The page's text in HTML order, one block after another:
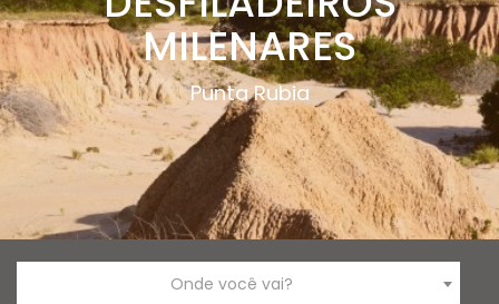
MILENARES
Punta Rubia
Onde você vai?